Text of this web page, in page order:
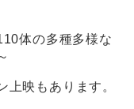
体の多種多様な
上映もあります。